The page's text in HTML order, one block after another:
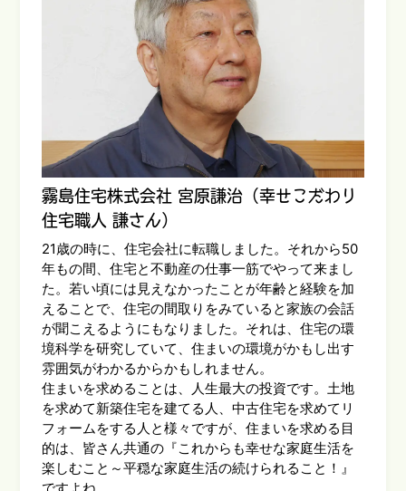
霧島住宅株式会社 宮原謙治（幸せこだわり
住宅職人 謙さん）
21歳の時に、住宅会社に転職しました。それから50
年もの間、住宅と不動産の仕事一筋でやって来まし
た。若い頃には見えなかったことが年齢と経験を加
えることで、住宅の間取りをみていると家族の会話
が聞こえるようにもなりました。それは、住宅の環
境科学を研究していて、住まいの環境がかもし出す
雰囲気がわかるからかもしれません。
住まいを求めることは、人生最大の投資です。土地
を求めて新築住宅を建てる人、中古住宅を求めてリ
フォームをする人と様々ですが、住まいを求める目
的は、皆さん共通の『これからも幸せな家庭生活を
楽しむこと～平穏な家庭生活の続けられること！』